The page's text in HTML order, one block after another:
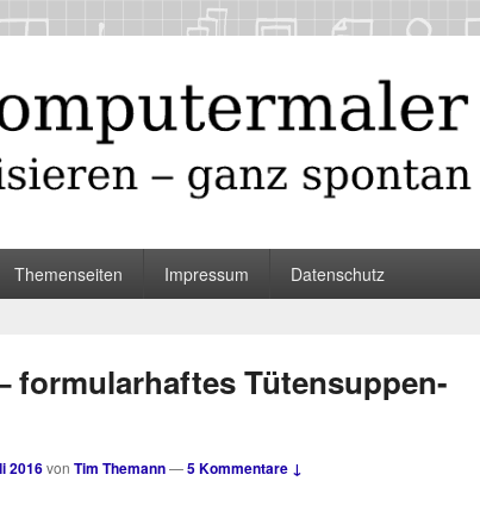
Themenseiten Impressum Datenschutz
formularhaftes Tütensuppen-
2016von Tim Themann—5 Kommentare ↓